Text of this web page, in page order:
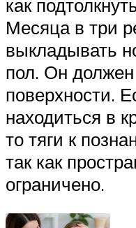
как
Месяца в три
выкладывать
пол. Он
поверхности.
находиться в
то тяги к
так как
ограничено.